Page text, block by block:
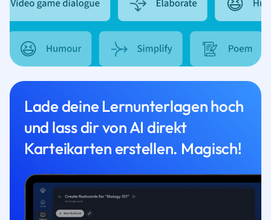
Lade deine Lernunterlagen hoch
und lass dir von AI direkt
Karteikarten erstellen. Magisch!